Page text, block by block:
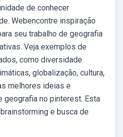
de conhecer
Webencontre inspiração
seu trabalho de geografia
Veja exemplos de
como diversidade
globalização, cultura,
melhores ideias e
no pinterest. Esta
e busca de